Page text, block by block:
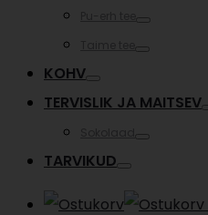
KOHV
TERVISLIK JA MAITSEV
TARVIKUD